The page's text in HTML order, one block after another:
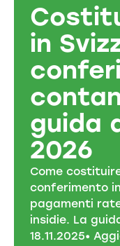
in
guida
2026
Come
conferimento
pagamenti
insidie. La
18.11.2025•